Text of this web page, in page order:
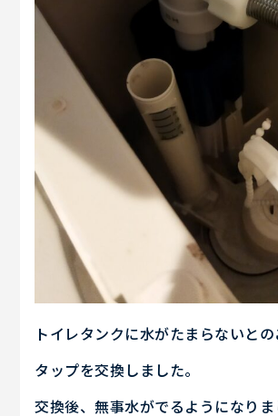
トイレタンクに水がたまらないと
タップを交換しました。
交換後、無事水がでるようになりま